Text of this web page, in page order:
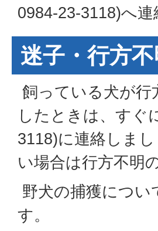
0984-23-3118)へ
迷子・行方不
飼っている犬が行
したときは、すぐ
3118)に連絡しま
い場合は行方不明
野犬の捕獲につ
す。